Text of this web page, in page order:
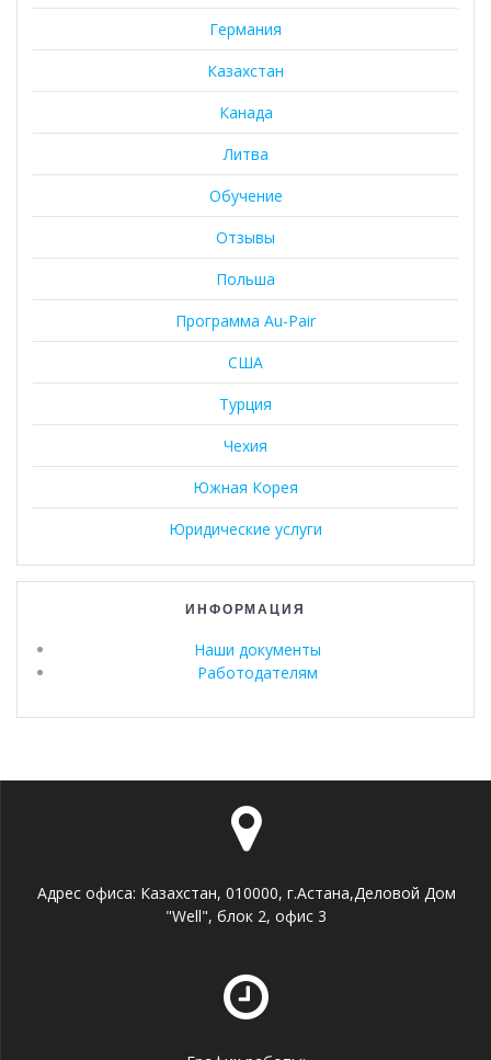
Германия
Казахстан
Канада
Литва
Обучение
Отзывы
Польша
Программа Au-Pair
США
Турция
Чехия
Южная Корея
Юридические услуги
ИНФОРМАЦИЯ
Наши документы
Работодателям
Адрес офиса: Казахстан, 010000, г.Астана,Деловой Дом
"Well", блок 2, офис 3